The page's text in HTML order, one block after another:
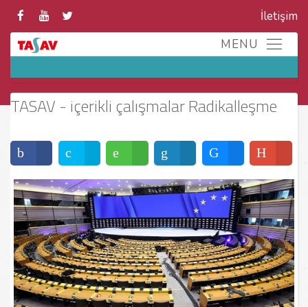
İletişim
TASAV - içerikli çalışmalar Radikalleşme